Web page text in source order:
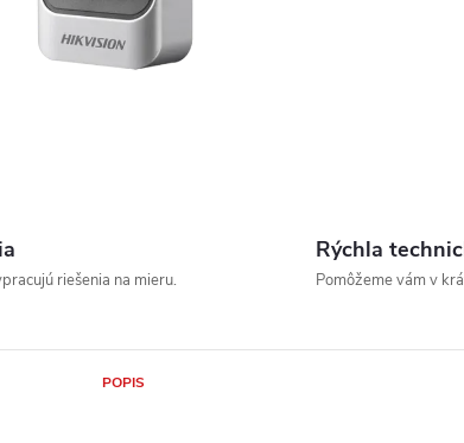
riešenia na mieru.
Rýchla
Pomôžeme vám v
POPIS